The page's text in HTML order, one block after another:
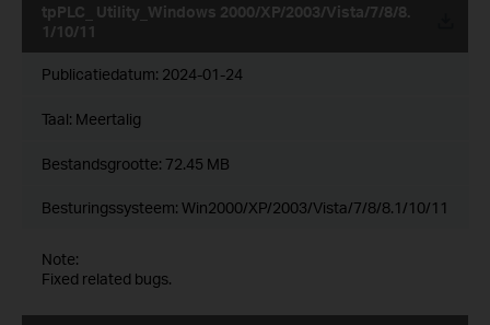
tpPLC_ Utility_Windows 2000/XP/2003/Vista/7/8/8.
1/10/11
Publicatiedatum: 2024-01-24
Taal: Meertalig
Bestandsgrootte: 72.45 MB
Besturingssysteem: Win2000/XP/2003/Vista/7/8/8.1/10/11
Note:
Fixed related bugs.